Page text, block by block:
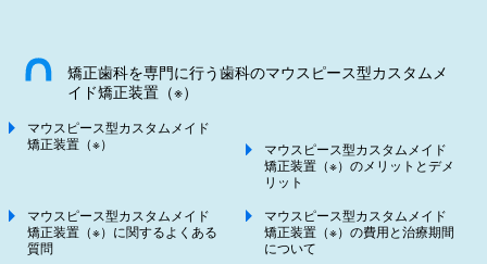
矯正歯科を専門に行う歯科のマウスピース型カスタムメ
イド矯正装置（※）
マウスピース型カスタムメイド
矯正装置（※）
マウスピース型カスタムメイド
矯正装置（※）のメリットとデメ
リット
マウスピース型カスタムメイド
矯正装置（※）に関するよくある
質問
マウスピース型カスタムメイド
矯正装置（※）の費用と治療期間
について